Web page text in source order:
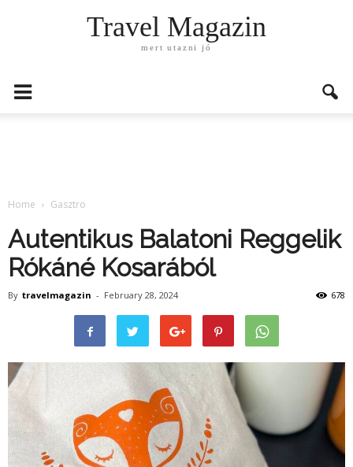
Travel Magazin
mert utazni jó
Home Gasztro
Autentikus Balatoni Reggelik
Rókáné Kosarából
By travelmagazin - February 28, 2024 678